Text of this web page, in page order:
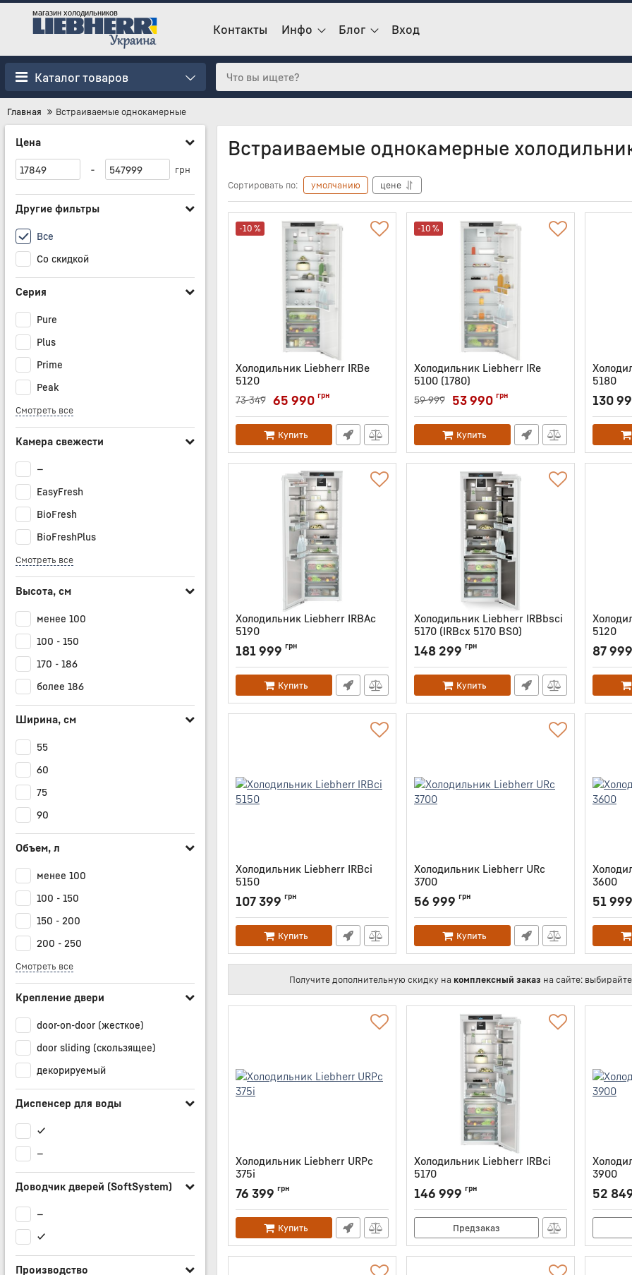
магазин холодильников
Контакты Инфо Блог Вход
Каталог товаров
Главная Встраиваемые однокамерные
Цена
- грн
Другие фильтры
Все
Со скидкой
Серия
Pure
Plus
Prime
Peak
Смотреть все
Камера свежести
—
EasyFresh
BioFresh
BioFreshPlus
Смотреть все
Высота, см
менее 100
100 - 150
170 - 186
более 186
Ширина, см
55
60
75
90
Объем, л
менее 100
100 - 150
150 - 200
200 - 250
Смотреть все
Крепление двери
door-on-door (жесткое)
door sliding (скользящее)
декорируемый
Диспенсер для воды
✔
—
Доводчик дверей (SoftSystem)
—
✔
Производство
Встраиваемые однокамерные
Сортировать по: умолчанию цене
-10 %
Холодильник Liebherr IRBe
5120
Артикул: IRBE5120
73 349 65 990 грн
Купить
-10 %
Холодильник Liebherr IRe
5100 (1780)
Артикул: IRE5100
59 999 53 990 грн
Купить
5180
Артикул:
130
Холодильник Liebherr IRBAс
5190
Артикул: IRBAC5190
181 999 грн
Купить
Холодильник Liebherr IRBbsci
5170 (IRBcx 5170 BS0)
Артикул: IRBBSCI5170
148 299 грн
Купить
5120
Артикул:
87 999
Холодильник Liebherr IRBci
5150
Артикул: IRBCI5150
107 399 грн
Купить
Холодильник Liebherr URc
3700
Артикул: URC3700
56 999 грн
Купить
3600
Артикул:
51 999
Получите дополнительную скидку на комплексный заказ на сайте:
Холодильник Liebherr URPc
375i
Артикул: URPC375I
76 399 грн
Купить
Холодильник Liebherr IRBci
5170
Артикул: IRBCI5170
146 999 грн
Предзаказ
3900
Артикул:
52